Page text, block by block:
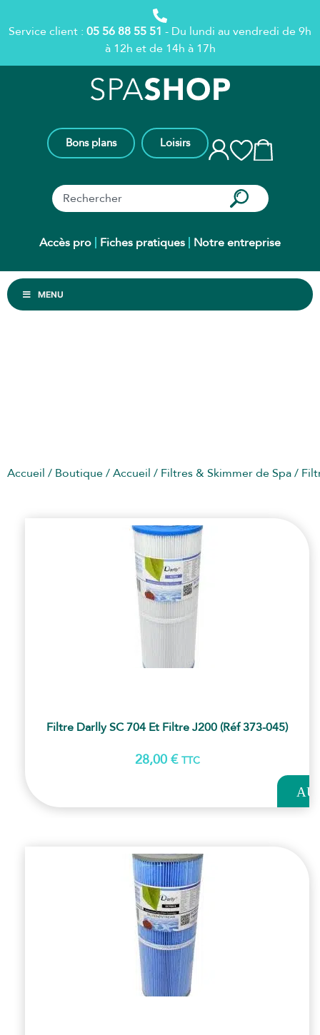
Service client : 05 56 88 55 51 - Du lundi au vendredi de 9h
à 12h et de 14h à 17h
Bons plans Loisirs
Accès pro Fiches pratiques Notre entreprise
MENU
Accueil / Boutique/Accueil / Filtres & Skimmer de Spa/
Filtre Darlly SC 704 Et Filtre J200 (Réf 373-045)
28,00 € TTC
AU